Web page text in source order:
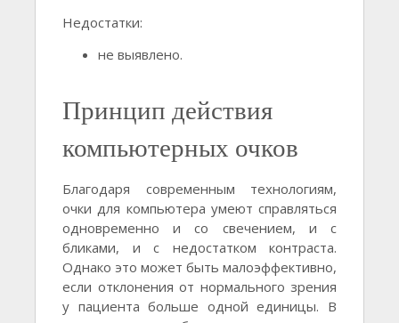
Недостатки:
не выявлено.
Принцип действия
компьютерных очков
Благодаря современным технологиям,
очки для компьютера умеют справляться
одновременно и со свечением, и с
бликами, и с недостатком контраста.
Однако это может быть малоэффективно,
если отклонения от нормального зрения
у пациента больше одной единицы. В